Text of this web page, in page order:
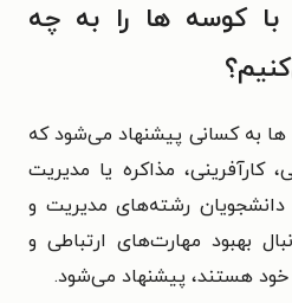
کوسه ها را به چه
به کسانی پیشنهاد می‌شود که
کارآفرینی، مذاکره یا مدیریت
دانشجویان رشته‌های مدیریت و
بهبود مهارت‌های ارتباطی و
هستند، پیشنهاد می‌شود.